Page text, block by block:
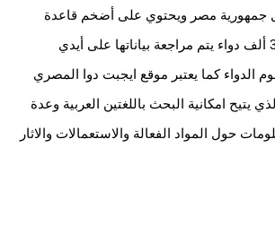
جمهورية مصر ويحتوي على أضخم قاعدة
بيانات دوائية تضم 30 ألف دواء يتم مراجعة بياناتها على أيدي
الدواء كما يعتبر موقع ايجبت دوا المصري
يتيح امكانية البحث باللغتين العربية وعدة
حول المواد الفعالة والاستعمالات والاثار